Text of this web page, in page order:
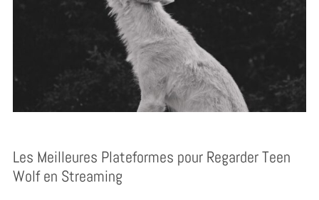
Les Meilleures Plateformes pour Regarder Teen
Wolf en Streaming